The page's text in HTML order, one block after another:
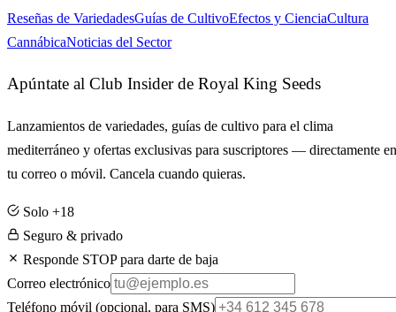
Reseñas de VariedadesGuías de CultivoEfectos y CienciaCultura
CannábicaNoticias del Sector
Apúntate al Club Insider de Royal King Seeds
Lanzamientos de variedades, guías de cultivo para el clima
mediterráneo y ofertas exclusivas para suscriptores — directamente en
tu correo o móvil. Cancela cuando quieras.
Solo +18
Seguro & privado
Responde STOP para darte de baja
Correo electrónico
Teléfono móvil (opcional, para SMS)